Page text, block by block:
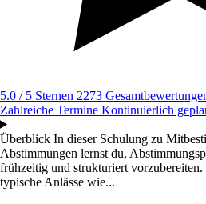
5.0 / 5 Sternen 2273
Zahlreiche Termine Kontinuierlich
Überblick In dieser Schulung zu
Abstimmungen lernst du,
frühzeitig und strukturiert
typische Anlässe wie...